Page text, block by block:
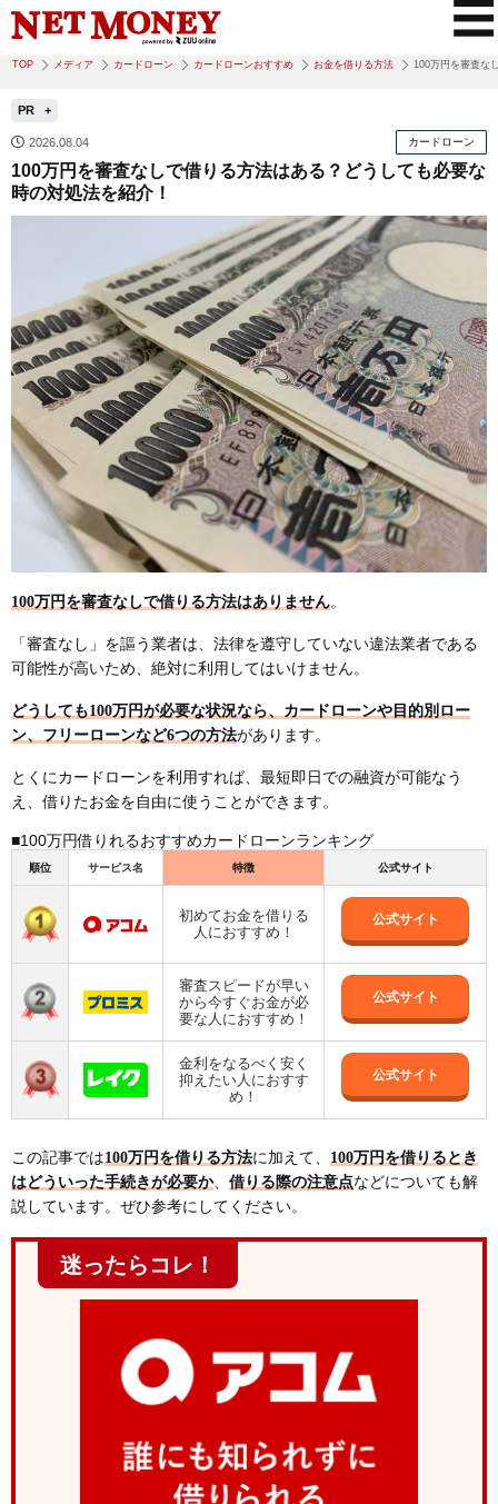
TOP メディア カードローン カードローンおすすめ お金を借りる方法 100万円を審査な
PR
2026.08.04 カードローン
100万円を審査なしで借りる方法はある？どうしても必要な
時の対処法を紹介！
100万円を審査なしで借りる方法はありません。
「審査なし」を謳う業者は、法律を遵守していない違法業者である
可能性が高いため、絶対に利用してはいけません。
どうしても100万円が必要な状況なら、カードローンや目的別ロー
ン、フリーローンなど6つの方法があります。
とくにカードローンを利用すれば、最短即日での融資が可能なう
え、借りたお金を自由に使うことができます。
■100万円借りれるおすすめカードローンランキング
順位 サービス名 特徴 公式サイト
初めてお金を借りる
人におすすめ！
公式サイト
審査スピードが早い
から今すぐお金が必
要な人におすすめ！
公式サイト
金利をなるべく安く
抑えたい人におすす
め！
公式サイト
この記事では100万円を借りる方法に加えて、 100万円を借りるとき
はどういった手続きが必要か、 借りる際の注意点などについても解
説しています。ぜひ参考にしてください。
迷ったらコレ！